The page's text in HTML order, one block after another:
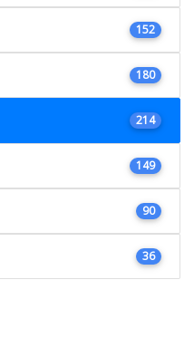
152
180
214
149
90
36